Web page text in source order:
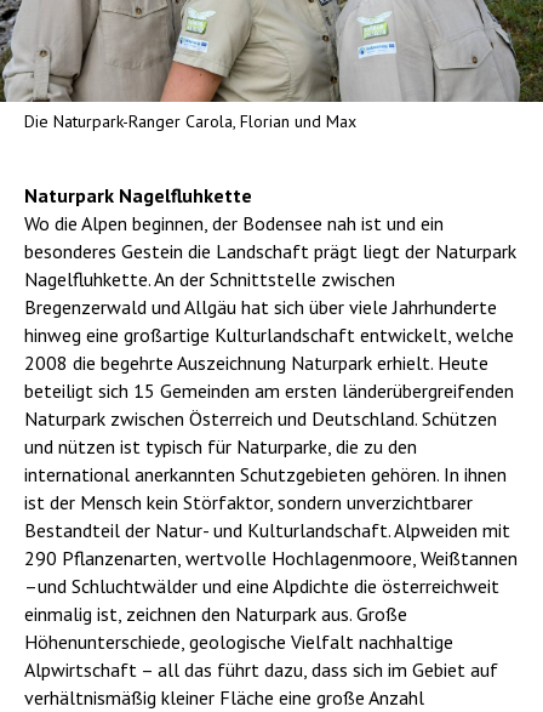
Die Naturpark-Ranger Carola, Florian und Max
Naturpark Nagelfluhkette
Wo die Alpen beginnen, der Bodensee nah ist und ein
besonderes Gestein die Landschaft prägt liegt der Naturpark
Nagelfluhkette. An der Schnittstelle zwischen
Bregenzerwald und Allgäu hat sich über viele Jahrhunderte
hinweg eine großartige Kulturlandschaft entwickelt, welche
2008 die begehrte Auszeichnung Naturpark erhielt. Heute
beteiligt sich 15 Gemeinden am ersten länderübergreifenden
Naturpark zwischen Österreich und Deutschland. Schützen
und nützen ist typisch für Naturparke, die zu den
international anerkannten Schutzgebieten gehören. In ihnen
ist der Mensch kein Störfaktor, sondern unverzichtbarer
Bestandteil der Natur- und Kulturlandschaft. Alpweiden mit
290 Pflanzenarten, wertvolle Hochlagenmoore, Weißtannen
–und Schluchtwälder und eine Alpdichte die österreichweit
einmalig ist, zeichnen den Naturpark aus. Große
Höhenunterschiede, geologische Vielfalt nachhaltige
Alpwirtschaft – all das führt dazu, dass sich im Gebiet auf
verhältnismäßig kleiner Fläche eine große Anzahl